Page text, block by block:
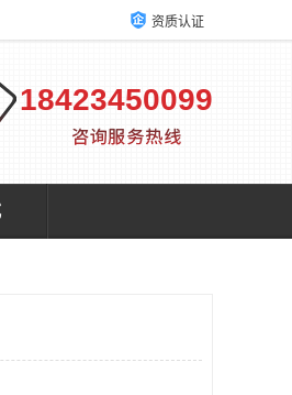
资质认证
18423450099